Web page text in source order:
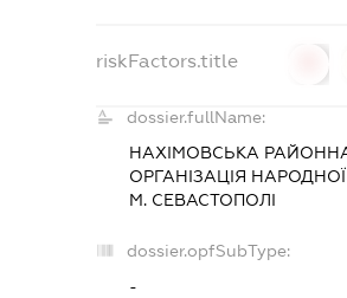
riskFactors.title
dossier.fullName:
НАХІМОВСЬКА
ОРГАНІЗАЦІЯ НАРОДНОЇ
М. СЕВАСТОПОЛІ
dossier.opfSubType:
-